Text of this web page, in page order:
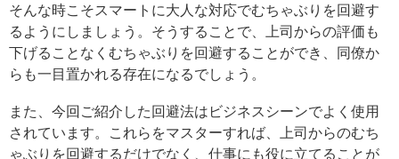
そんな時こそスマートに大人な対応でむちゃぶりを回避す
るようにしましょう。そうすることで、上司からの評価も
下げることなくむちゃぶりを回避することができ、同僚か
らも一目置かれる存在になるでしょう。
また、今回ご紹介した回避法はビジネスシーンでよく使用
されています。これらをマスターすれば、上司からのむち
ゃぶりを回避するだけでなく、仕事にも役に立てることが